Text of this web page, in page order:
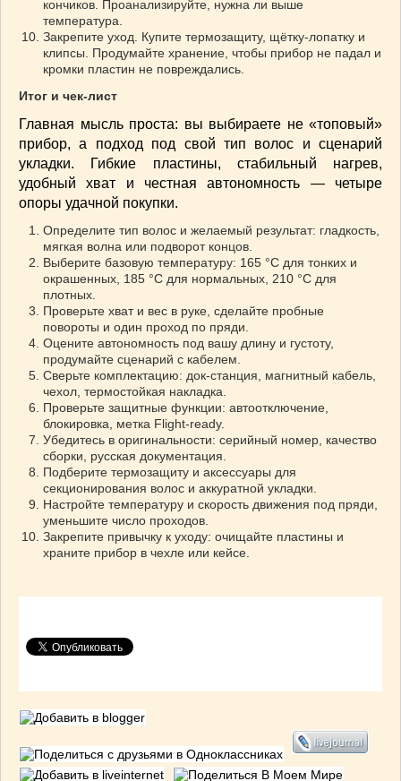
кончиков. Проанализируйте, нужна ли выше
температура.
Закрепите уход. Купите термозащиту, щётку-лопатку и
клипсы. Продумайте хранение, чтобы прибор не падал и
кромки пластин не повреждались.
Итог и чек-лист
Главная мысль проста: вы выбираете не «топовый»
прибор, а подход под свой тип волос и сценарий
укладки. Гибкие пластины, стабильный нагрев,
удобный хват и честная автономность — четыре
опоры удачной покупки.
Определите тип волос и желаемый результат: гладкость,
мягкая волна или подворот концов.
Выберите базовую температуру: 165 °C для тонких и
окрашенных, 185 °C для нормальных, 210 °C для
плотных.
Проверьте хват и вес в руке, сделайте пробные
повороты и один проход по пряди.
Оцените автономность под вашу длину и густоту,
продумайте сценарий с кабелем.
Сверьте комплектацию: док-станция, магнитный кабель,
чехол, термостойкая накладка.
Проверьте защитные функции: автоотключение,
блокировка, метка Flight-ready.
Убедитесь в оригинальности: серийный номер, качество
сборки, русская документация.
Подберите термозащиту и аксессуары для
секционирования волос и аккуратной укладки.
Настройте температуру и скорость движения под пряди,
уменьшите число проходов.
Закрепите привычку к уходу: очищайте пластины и
храните прибор в чехле или кейсе.